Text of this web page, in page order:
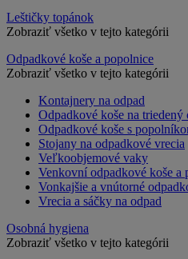
Leštičky topánok
Zobraziť všetko v tejto kategórii
Odpadkové koše a popolnice
Zobraziť všetko v tejto kategórii
Kontajnery na odpad
Odpadkové koše na triedený
Odpadkové koše s
Stojany na odpadkové vrecia
Veľkoobjemové vaky
Venkovní odpadkové koše a
Vonkajšie a vnútorné
Vrecia a sáčky na odpad
Osobná hygiena
Zobraziť všetko v tejto kategórii